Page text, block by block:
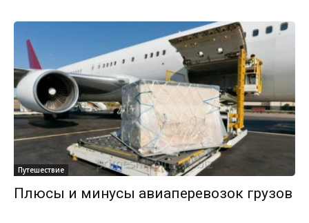
Путешествие
Плюсы и минусы авиаперевозок грузов